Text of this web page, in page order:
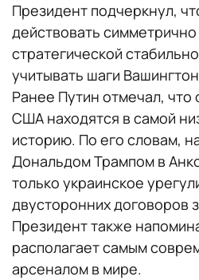
Президент подчеркнул,
действовать
стратегической
учитывать шаги
Ранее Путин отмечал,
США находятся в самой
историю. По его словам,
Дональдом Трампом в
только украинское
двусторонних договоров
Президент также
располагает самым
арсеналом в мире.